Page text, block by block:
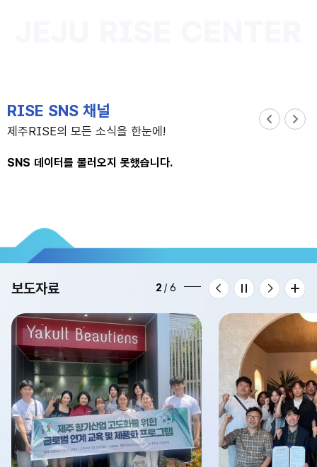
RISE SNS 채널
제주RISE의 모든 소식을 한눈에!
SNS 데이터를 불러오지 못했습니다.
이
전
다
음
보도자료 2 / 6